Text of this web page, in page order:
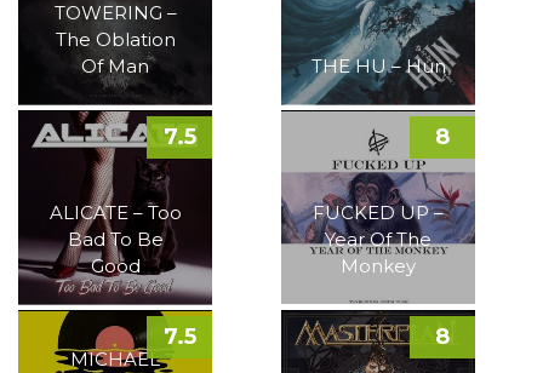
TOWERING –
The Oblation
Of Man
THE HU – Hun
ALICATE – Too
Bad To Be
Good
7.5
FUCKED UP –
Year Of The
Monkey
8
MICHAEL
7.5 8